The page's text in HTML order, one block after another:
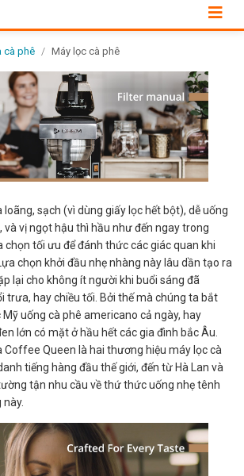
cà phê / Máy lọc cà phê
sạch (vì dùng giấy lọc hết bột), dễ uống
và vị ngọt hậu thì hầu như đến ngay trong
chọn tối ưu để đánh thức các giác quan khi
chọn khởi đầu nhẹ nhàng này lâu dần tạo ra
lại cho không ít người khi buổi sáng đã
trưa, hay chiều tối. Bởi thế mà chúng ta bắt
uống cà phê americano cả ngày, hay
lớn có mặt ở hầu hết các gia đình bắc Âu.
Coffee Queen là hai thương hiệu máy lọc cà
tiếng hàng đầu thế giới, đến từ Hà Lan và
tận nhu cầu về thứ thức uống nhẹ tênh